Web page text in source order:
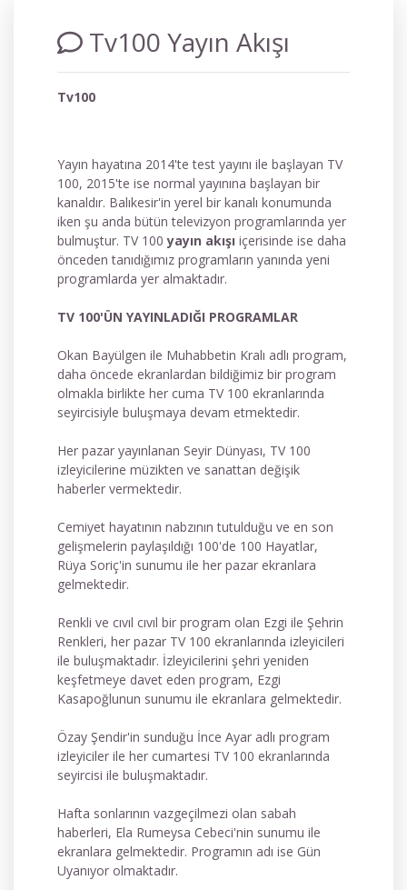
Tv100 Yayın Akışı
Tv100
Yayın hayatına 2014'te test yayını ile başlayan TV
100, 2015'te ise normal yayınına başlayan bir
kanaldır. Balıkesir'in yerel bir kanalı konumunda
iken şu anda bütün televizyon programlarında yer
bulmuştur. TV 100yayın akışı içerisinde ise daha
önceden tanıdığımız programların yanında yeni
programlarda yer almaktadır.
TV 100'ÜN YAYINLADIĞI PROGRAMLAR
Okan Bayülgen ile Muhabbetin Kralı adlı program,
daha öncede ekranlardan bildiğimiz bir program
olmakla birlikte her cuma TV 100 ekranlarında
seyircisiyle buluşmaya devam etmektedir.
Her pazar yayınlanan Seyir Dünyası, TV 100
izleyicilerine müzikten ve sanattan değişik
haberler vermektedir.
Cemiyet hayatının nabzının tutulduğu ve en son
gelişmelerin paylaşıldığı 100'de 100 Hayatlar,
Rüya Soriç'in sunumu ile her pazar ekranlara
gelmektedir.
Renkli ve cıvıl cıvıl bir program olan Ezgi ile Şehrin
Renkleri, her pazar TV 100 ekranlarında izleyicileri
ile buluşmaktadır. İzleyicilerini şehri yeniden
keşfetmeye davet eden program, Ezgi
Kasapoğlunun sunumu ile ekranlara gelmektedir.
Özay Şendir'in sunduğu İnce Ayar adlı program
izleyiciler ile her cumartesi TV 100 ekranlarında
seyircisi ile buluşmaktadır.
Hafta sonlarının vazgeçilmezi olan sabah
haberleri, Ela Rumeysa Cebeci'nin sunumu ile
ekranlara gelmektedir. Programın adı ise Gün
Uyanıyor olmaktadır.